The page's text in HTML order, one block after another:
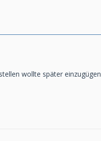
wollte später einzugügen